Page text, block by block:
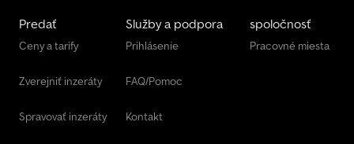
Predať
Ceny a tarify
Zverejniť inzeráty
Spravovať inzeráty
Služby a podpora
Prihlásenie
FAQ/Pomoc
Kontakt
spoločnosť
Pracovné miesta